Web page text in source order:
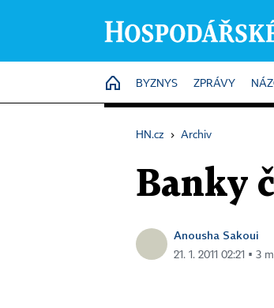
HOME
BYZNYS ZPRÁVY
HN.cz › Archiv
Banky
Anousha Sakoui
21. 1. 2011 02:21 ▪ 3